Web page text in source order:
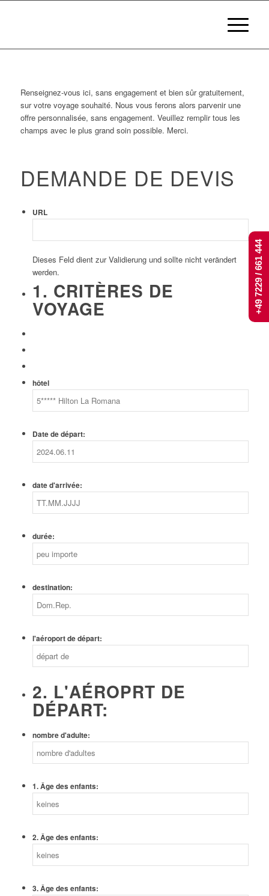
Renseignez-vous ici, sans engagement et bien sûr gratuitement,
sur votre voyage souhaité. Nous vous ferons alors parvenir une
offre personnalisée, sans engagement. Veuillez remplir tous les
champs avec le plus grand soin possible. Merci.
DEMANDE DE DEVIS
URL
Dieses Feld dient zur Validierung und sollte nicht verändert
werden.
1. CRITÈRES DE
VOYAGE
hôtel
Date de départ:
date d'arrivée:
durée:
destination:
l'aéroport de départ:
2. L'AÉROPRT DE
DÉPART:
nombre d'adulte:
1. Âge des enfants:
2. Âge des enfants:
3. Âge des enfants:
+49 7229 / 661 444